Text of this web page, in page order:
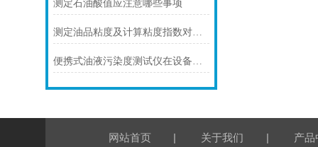
测定石油酸值应注意哪些事项
测定油品粘度及计算粘度指数对生产运行的意义
便携式油液污染度测试仪在设备维护中的应用
网站首页 | 关于我们 | 产品